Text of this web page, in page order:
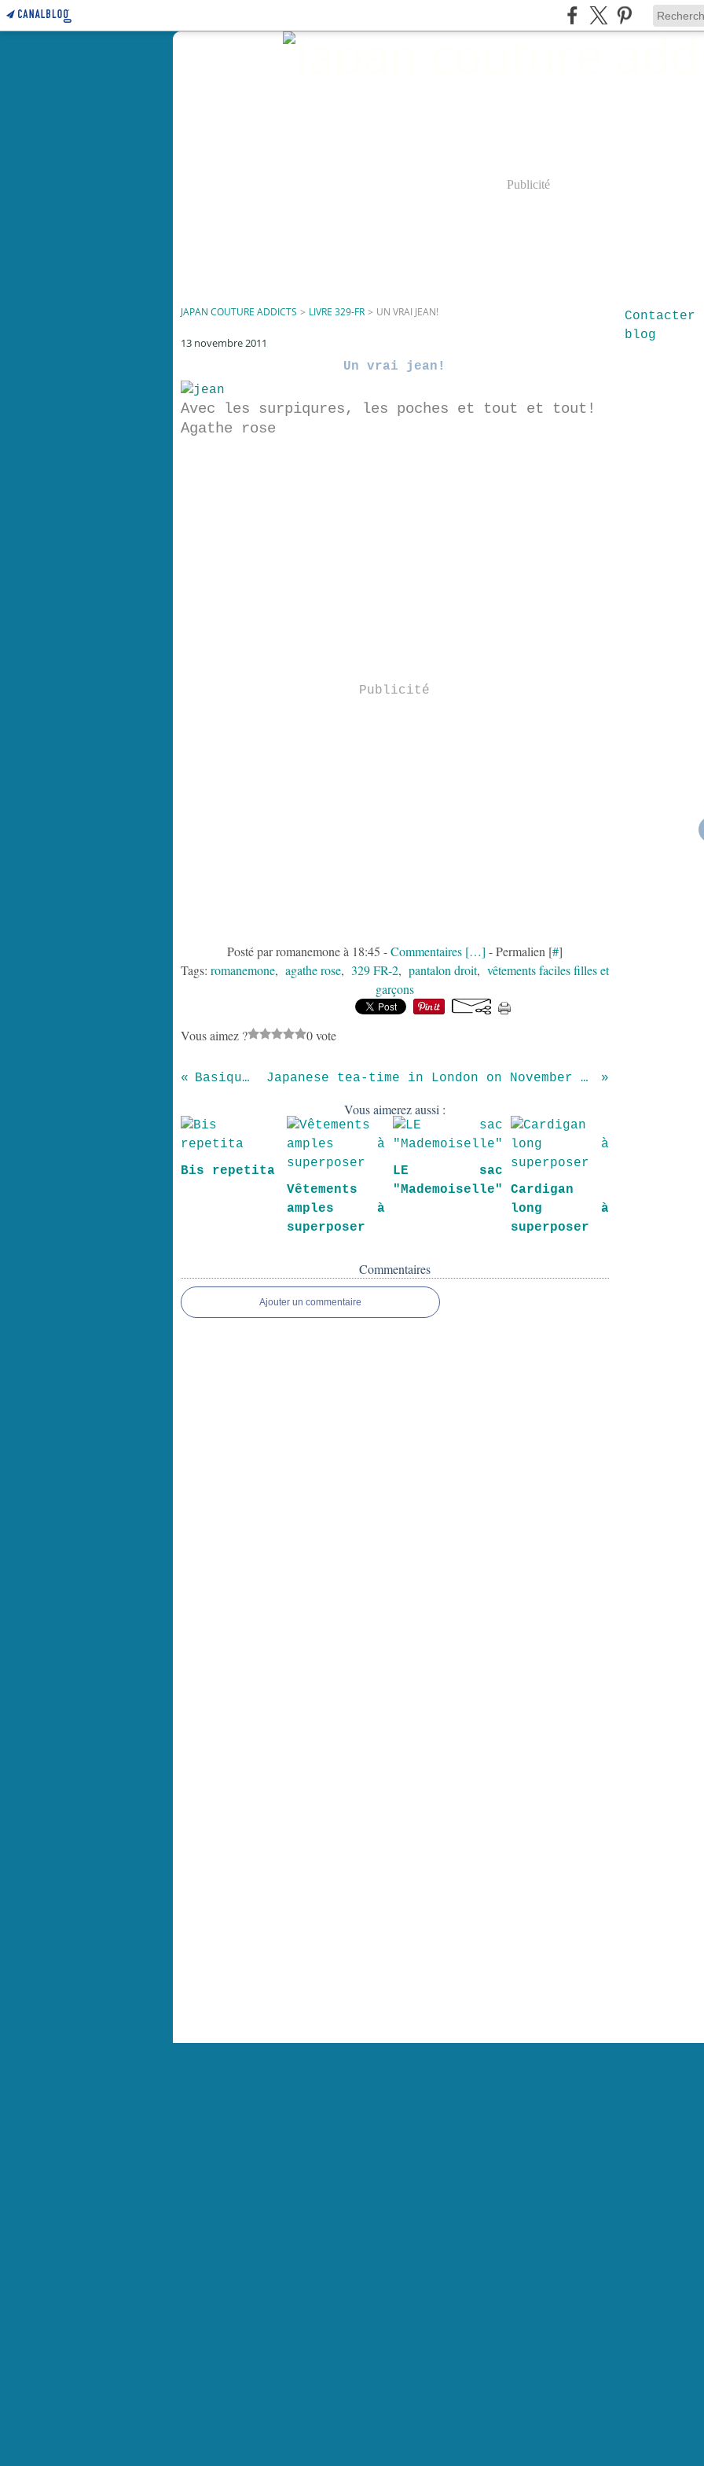
Publicité
JAPAN COUTURE ADDICTS > LIVRE 329-FR > UN VRAI JEAN!
13 novembre 2011
Un vrai jean!
Avec les surpiqures, les poches et tout et tout!
Agathe rose
Publicité
Posté par romanemone à 18:45 -Commentaires […] - Permalien [#]
Tags: romanemone, agathe rose, 329 FR-2, pantalon droit, vêtements faciles filles et
garçons
Vous aimez ? 0 vote
Basiques Japanese tea-time in London on November 13th
Vous aimerez aussi :
Bis repetita
Vêtements
amples à
superposer
LE sac
"Mademoiselle"
Cardigan
long à
superposer
Commentaires
Ajouter un commentaire
blog